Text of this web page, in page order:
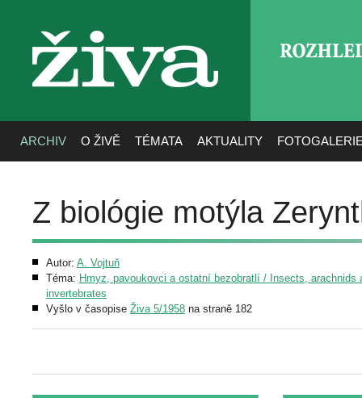
živa
ARCHIV O ŽIVĚ TÉMATA AKTUALITY
Z biológie motýla
Autor: A. Vojtuň
Téma: Hmyz, pavoukovci a ostatní bezobratlí / Insects, arachnids
invertebrates
Vyšlo v časopise Živa 5/1958 na straně 182